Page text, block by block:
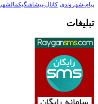
پیام-شهروندی کانال-پیشاهنگیکمالشهر
تبلیغات